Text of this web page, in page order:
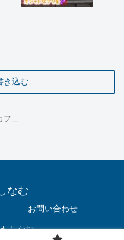
き込む
フェ
なむ
お問い合わせ
しなむ.